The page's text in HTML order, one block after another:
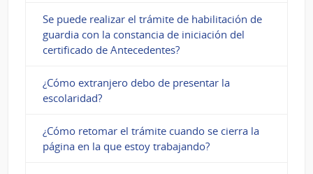
Se puede realizar el trámite de habilitación de
guardia con la constancia de iniciación del
certificado de Antecedentes?
¿Cómo extranjero debo de presentar la
escolaridad?
¿Cómo retomar el trámite cuando se cierra la
página en la que estoy trabajando?